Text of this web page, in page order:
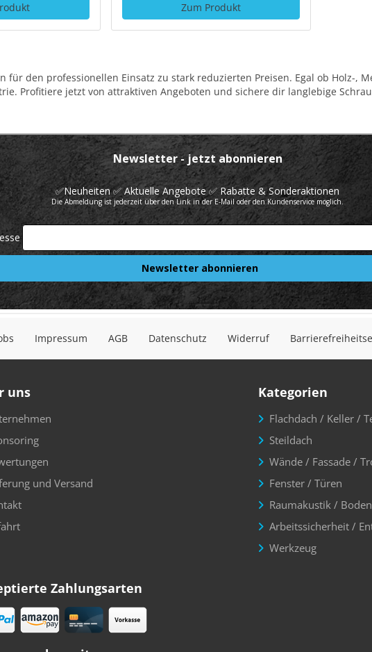
Zum Produkt
den professionellen Einsatz zu stark reduzierten Preisen. Egal ob Holz-,
Profitiere jetzt von attraktiven Angeboten und sichere dir langlebige
Impressum AGB Datenschutz Widerruf
uns
und Versand
Kategorien
Flachdach / Keller /
Steildach
Wände / Fassade /
Fenster / Türen
Raumakustik / Boden
Arbeitssicherheit /
Werkzeug
Zahlungsarten